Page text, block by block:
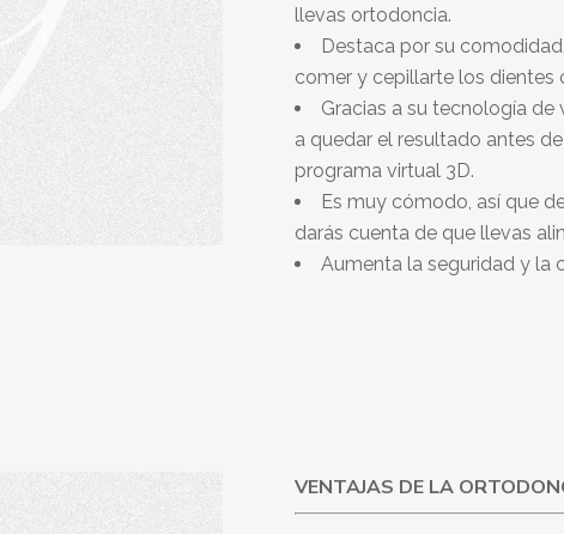
llevas ortodoncia.
Destaca por su
comer y cepillarte los dientes
Gracias a su tecnología
a quedar el resultado antes
programa virtual 3D.
Es muy cómodo, así que
darás cuenta de que llevas
Aumenta la seguridad y la
VENTAJAS DE LA